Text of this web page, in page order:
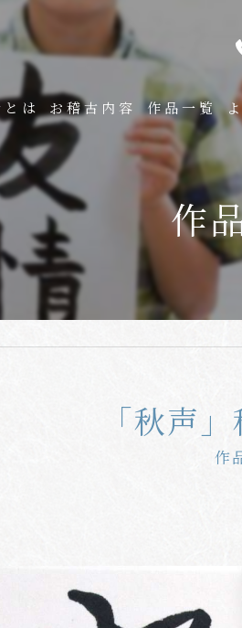
は お稽古内容
通信講座
作品一覧
作
作
「秋声